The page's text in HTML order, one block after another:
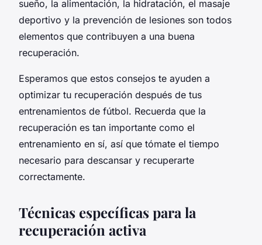
sueño, la alimentación, la hidratación, el masaje
deportivo y la prevención de lesiones son todos
elementos que contribuyen a una buena
recuperación.
Esperamos que estos consejos te ayuden a
optimizar tu recuperación después de tus
entrenamientos de fútbol. Recuerda que la
recuperación es tan importante como el
entrenamiento en sí, así que tómate el tiempo
necesario para descansar y recuperarte
correctamente.
Técnicas específicas para la
recuperación activa